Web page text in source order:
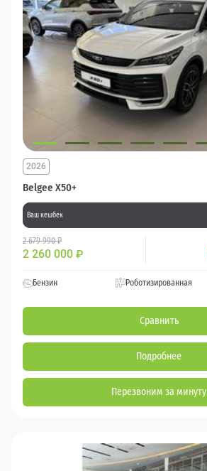
Belgee X50+
2026
Ваш кешбек
2 679 990 ₽
2 260 000 ₽
Бензин Роботизированная
Сравнить
Подробнее
Перезвоним за минуту